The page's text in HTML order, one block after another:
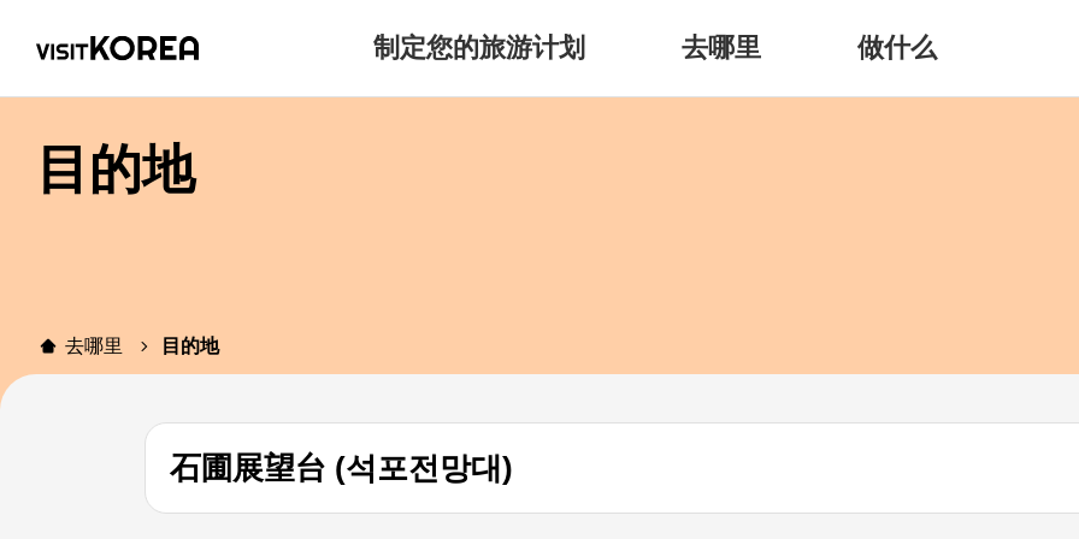
制定您的旅游计划 去哪里 做什么
目的地
去哪里 目的地
石圃展望台 (석포전망대)